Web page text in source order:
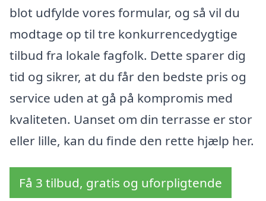
blot udfylde vores formular, og så vil du
modtage op til tre konkurrencedygtige
tilbud fra lokale fagfolk. Dette sparer dig
tid og sikrer, at du får den bedste pris og
service uden at gå på kompromis med
kvaliteten. Uanset om din terrasse er stor
eller lille, kan du finde den rette hjælp her.
Få 3 tilbud, gratis og uforpligtende